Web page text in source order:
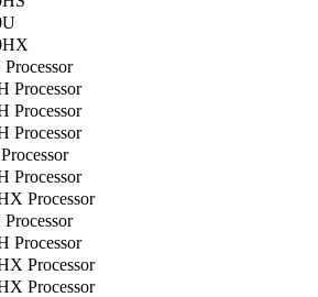
Processor
Processor
Processor
Processor
Processor
Processor
Processor
Processor